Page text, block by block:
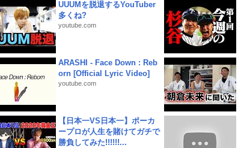
UUUMを脱退するYouTuber
多くね?
youtube.com
ARASHI - Face Down : Reb
orn [Official Lyric Video]
youtube.com
【日本一VS日本一】ポーカ
ープロが人生を賭けてガチで
勝負してみた!!!!!!...